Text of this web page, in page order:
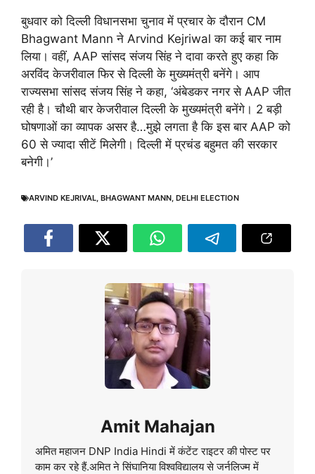
बुधवार को दिल्ली विधानसभा चुनाव में प्रचार के दौरान CM
Bhagwant Mann ने Arvind Kejriwal का कई बार नाम
लिया। वहीं, AAP सांसद संजय सिंह ने दावा करते हुए कहा कि
अरविंद केजरीवाल फिर से दिल्ली के मुख्यमंत्री बनेंगे। आप
राज्यसभा सांसद संजय सिंह ने कहा, ‘अंबेडकर नगर से AAP जीत
रही है। चौथी बार केजरीवाल दिल्ली के मुख्यमंत्री बनेंगे। 2 बड़ी
घोषणाओं का व्यापक असर है…मुझे लगता है कि इस बार AAP को
60 से ज्यादा सीटें मिलेगी। दिल्ली में प्रचंड बहुमत की सरकार
बनेगी।’
ARVIND KEJRIVAL, BHAGWANT MANN, DELHI ELECTION
Amit Mahajan
अमित महाजन DNP India Hindi में कंटेंट राइटर की पोस्ट पर
काम कर रहे हैं.अमित ने सिंघानिया विश्वविद्यालय से जर्नलिज्म में